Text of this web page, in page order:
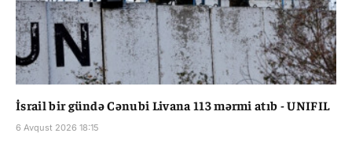
İsrail bir gündə Cənubi Livana 113 mərmi atıb - UNIFIL
6 Avqust 2026 18:15